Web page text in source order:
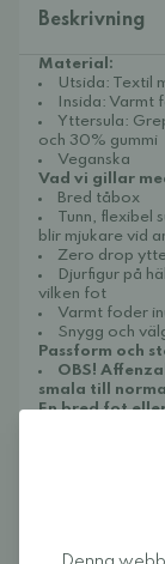
Beskrivning
Material:
Utsida: Textil
Insida:
Yttersula:
och 30% gummi
Veganska
Vad vi gillar
Bred tåbox
Tunn, flexibel
blir mjukare vid
Zero drop
Djurfigur på
vilken fot
Varmt foder
Snygg och
Passform och
OBS!
smala till
En bred fot
och av. Ett
har en låg
26 (17.1 cm)